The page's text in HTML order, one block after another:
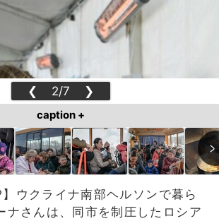
❮ 2/7 ❯
caption +
】ウクライナ南部ヘルソンで暮ら
ナさんは、同市を制圧したロシア